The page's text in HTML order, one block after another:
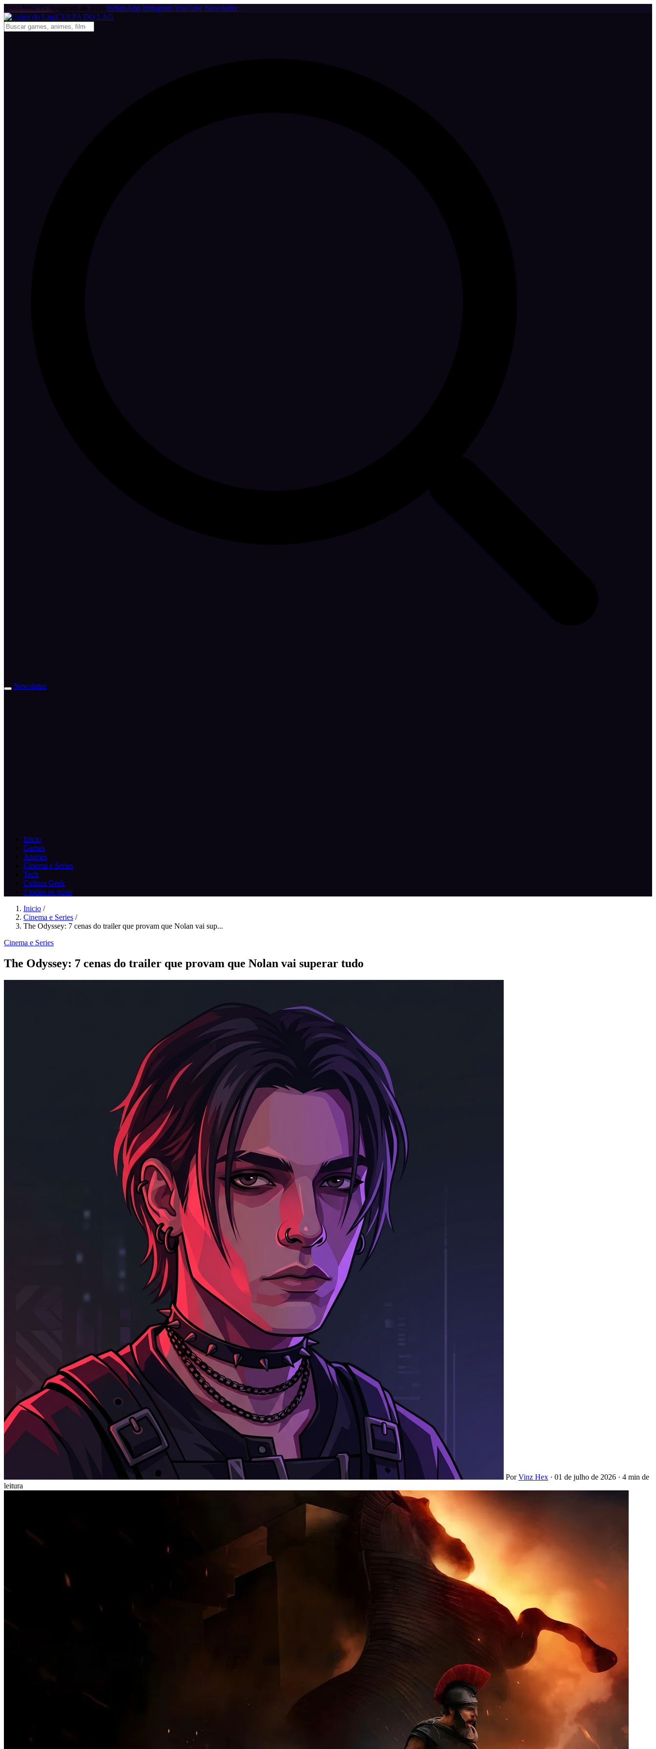
sexta-feira, 07 de agosto de 2026 WhatsApp InstagramYouTube Newsletter
CULPA DO LAG
Newsletter
Inicio
Games
Animes
Cinema e Series
Tech
Cultura Geek
// todos os posts
Inicio /
Cinema e Series /
The Odyssey: 7 cenas do trailer que provam que Nolan vai sup...
Cinema e Series
The Odyssey: 7 cenas do trailer que provam que Nolan vai superar tudo
PorVinz Hex · 01 de julho de 2026 · 4 min de
leitura